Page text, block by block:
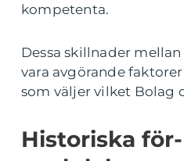
kompetenta.
Dessa skillnader
vara avgörande
som väljer vilket Bolag
Historiska